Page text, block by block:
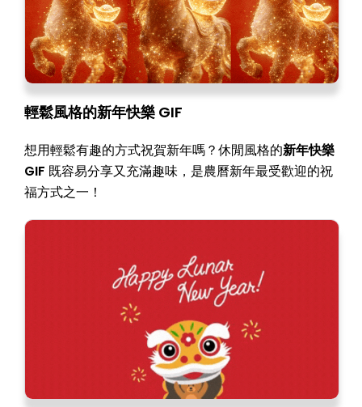
輕鬆風格的新年快樂 GIF
想用輕鬆有趣的方式祝賀新年嗎？休閒風格的新年快樂
GIF 既容易分享又充滿趣味，是農曆新年最受歡迎的祝
福方式之一！